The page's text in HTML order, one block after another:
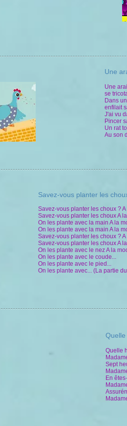
Une
Une
se
Dans
enfilait
J'ai vu
Pincer
Un rat
Au son
​Savez-vous planter les
Savez-vous planter les choux ?
Savez-vous planter les choux A
On les plante avec la main A la
On les plante avec la main A la
Savez-vous planter les choux ?
Savez-vous planter les choux A
On les plante avec le nez A la
On les plante avec le coude...
On les plante avec le pied...
On les plante avec... (La partie
Quelle
Sept
En